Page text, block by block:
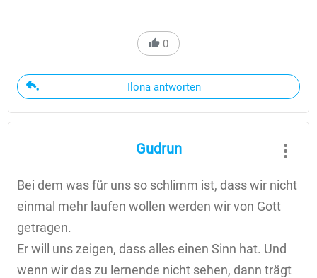
0
Ilona antworten
Gudrun
Bei dem was für uns so schlimm ist, dass wir nicht
einmal mehr laufen wollen werden wir von Gott
getragen.
Er will uns zeigen, dass alles einen Sinn hat. Und
wenn wir das zu lernende nicht sehen, dann trägt